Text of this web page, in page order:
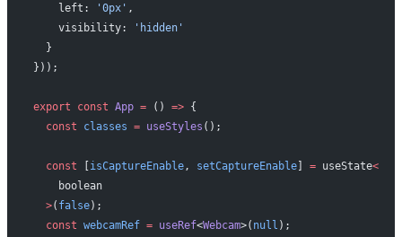
    left:
'0px' ,
    visibility:
'hidden'
  }
}));
export const App = () => {
  const
classes = useStyles ();
  const
isCaptureEnable, setCaptureEnable] = useState<
    boolean
  >
( false);
  const
webcamRef = useRef<Webcam>( null );